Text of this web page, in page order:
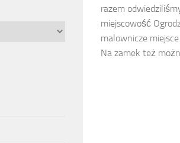
razem
miejscowość
malownicze
Na zamek też